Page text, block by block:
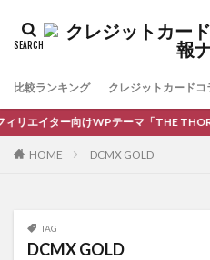
比較ランキング クレジットカードコ
リエイター向けWPテーマ「THE THOR
HOME DCMX GOLD
TAG
DCMX GOLD